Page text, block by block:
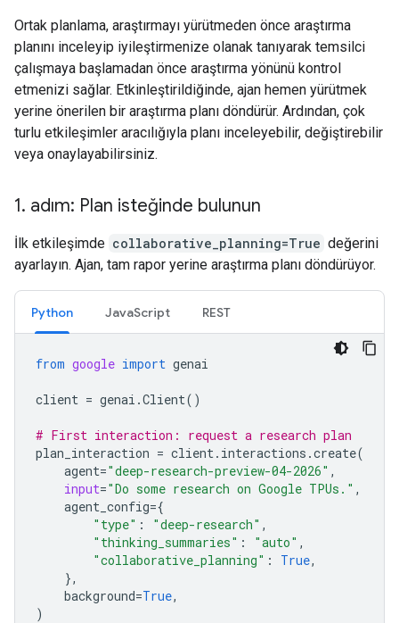
Ortak planlama, araştırmayı yürütmeden önce araştırma
planını inceleyip iyileştirmenize olanak tanıyarak temsilci
çalışmaya başlamadan önce araştırma yönünü kontrol
etmenizi sağlar. Etkinleştirildiğinde, ajan hemen yürütmek
yerine önerilen bir araştırma planı döndürür. Ardından, çok
turlu etkileşimler aracılığıyla planı inceleyebilir, değiştirebilir
veya onaylayabilirsiniz.
1. adım: Plan isteğinde bulunun
İlk etkileşimde collaborative_planning=True değerini
ayarlayın. Ajan, tam rapor yerine araştırma planı döndürüyor.
Python JavaScript REST
from google import genai
client = genai .Client()
# First interaction: request a research plan
plan_interaction = client. interactions .create(
agent="deep-research-preview-04-2026" ,
input="Do some research on Google TPUs." ,
agent_config={
"type" : "deep-research" ,
"thinking_summaries" : "auto" ,
"collaborative_planning" : True,
},
background=True,
)